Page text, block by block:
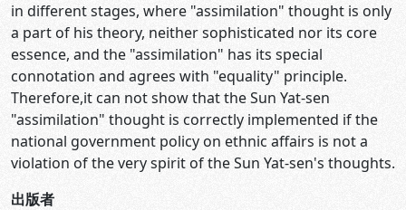
in different stages, where "assimilation" thought is only
a part of his theory, neither sophisticated nor its core
essence, and the "assimilation" has its special
connotation and agrees with "equality" principle.
Therefore,it can not show that the Sun Yat-sen
"assimilation" thought is correctly implemented if the
national government policy on ethnic affairs is not a
violation of the very spirit of the Sun Yat-sen's thoughts.
出版者